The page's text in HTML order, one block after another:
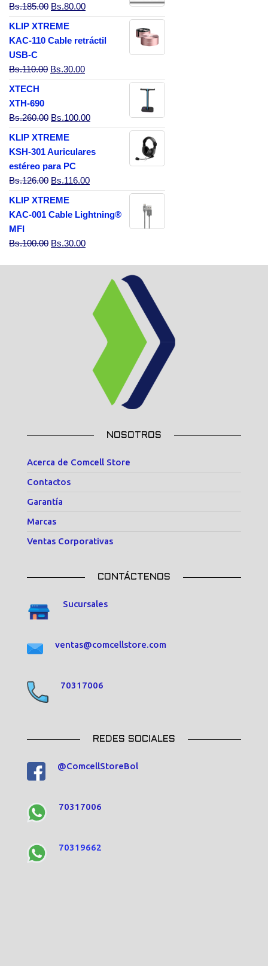
Bs.185.00 El precio original era: Bs.185.00.
Bs.80.00El precio actual es: Bs.80.00.
KLIP XTREME
KAC-110 Cable retráctil
USB-C
Bs.110.00 El precio original era: Bs.110.00.
Bs.30.00El precio actual es: Bs.30.00.
XTECH
XTH-690
Bs.260.00 El precio original era: Bs.260.00.
Bs.100.00El precio actual es: Bs.100.00.
KLIP XTREME
KSH-301 Auriculares
estéreo para PC
Bs.126.00 El precio original era: Bs.126.00.
Bs.116.00El precio actual es: Bs.116.00.
KLIP XTREME
KAC-001 Cable Lightning®
MFI
Bs.100.00 El precio original era: Bs.100.00.
Bs.30.00El precio actual es: Bs.30.00.
NOSOTROS
Acerca de Comcell Store
Contactos
Garantía
Marcas
Ventas Corporativas
CONTÁCTENOS
Sucursales
ventas@comcellstore.com
70317006
REDES SOCIALES
@ComcellStoreBol
70317006
70319662